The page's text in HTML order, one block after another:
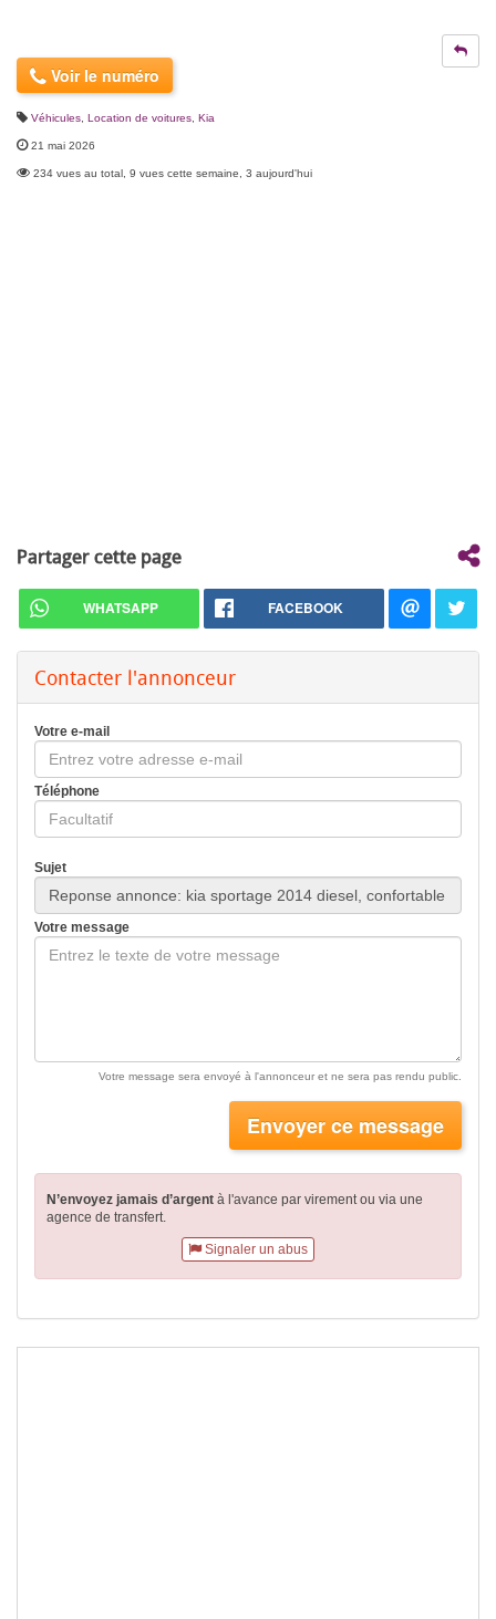
Voir le numéro
Véhicules Location de voitures Kia
21 mai 2026
234 vues au total, 9 vues cette semaine, 3 aujourd'hui
Partager cette page
WHATSAPP FACEBOOK
Contacter l'annonceur
Votre e-mail
Téléphone
Sujet
Votre message
Votre message sera envoyé à l'annonceur et ne sera pas rendu public.
Envoyer ce message
N’envoyez jamais d’argent à l'avance par virementou via une
agence de transfert.
Signaler un abus